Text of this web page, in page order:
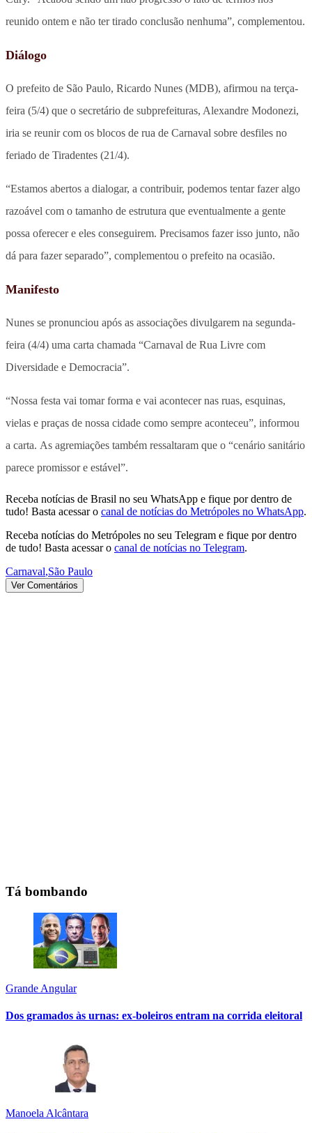
reunido ontem e não ter tirado conclusão nenhuma”, complementou.
Diálogo
O prefeito de São Paulo, Ricardo Nunes (MDB), afirmou na terça-
feira (5/4) que o secretário de subprefeituras, Alexandre Modonezi,
iria se reunir com os blocos de rua de Carnaval sobre desfiles no
feriado de Tiradentes (21/4).
“Estamos abertos a dialogar, a contribuir, podemos tentar fazer algo
razoável com o tamanho de estrutura que eventualmente a gente
possa oferecer e eles conseguirem. Precisamos fazer isso junto, não
dá para fazer separado”, complementou o prefeito na ocasião.
Manifesto
Nunes se pronunciou após as associações divulgarem na segunda-
feira (4/4) uma carta chamada “Carnaval de Rua Livre com
Diversidade e Democracia”.
“Nossa festa vai tomar forma e vai acontecer nas ruas, esquinas,
vielas e praças de nossa cidade como sempre aconteceu”, informou
a carta. As agremiações também ressaltaram que o “cenário sanitário
parece promissor e estável”.
Receba notícias de Brasil no seu WhatsApp e fique por dentro de
tudo! Basta acessar o canal de notícias do Metrópoles no WhatsApp.
Receba notícias do Metrópoles no seu Telegram e fique por dentro
de tudo! Basta acessar o canal de notícias no Telegram.
Carnaval,São Paulo
Ver Comentários
Tá bombando
Grande Angular
Dos gramados às urnas: ex-boleiros entram na corrida eleitoral
Manoela Alcântara